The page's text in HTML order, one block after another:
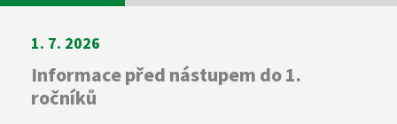
1. 7. 2026
Informace před nástupem do 1.
ročníků